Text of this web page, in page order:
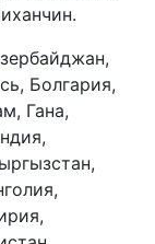
Болгария,
Гана,